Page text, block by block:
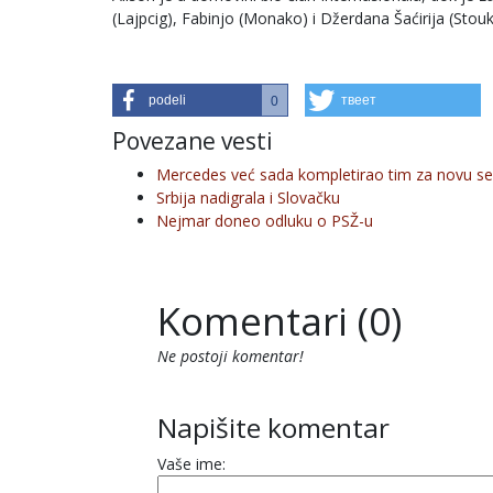
(Lajpcig), Fabinjo (Monako) i Džerdana Šaćirija
podeli 0 твеет
Povezane vesti
Mercedes već sada kompletirao tim za novu
Srbija nadigrala i Slovačku
Nejmar doneo odluku o PSŽ-u
Komentari (0)
Ne postoji komentar!
Napišite komentar
Vaše ime: